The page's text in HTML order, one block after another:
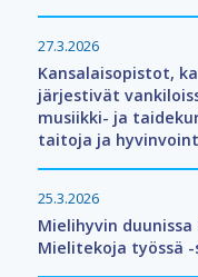
Kansalaisopistot,
järjestivät
musiikki- ja
taitoja ja
27.3.2026
Mielihyvin duunissa
Mielitekoja työssä -
25.3.2026